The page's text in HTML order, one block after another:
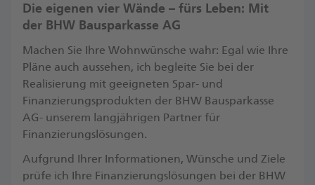
Die eigenen vier Wände – fürs Leben: Mit
der BHW Bausparkasse AG
Machen Sie Ihre Wohnwünsche wahr: Egal wie Ihre
Pläne auch aussehen, ich begleite Sie bei der
Realisierung mit geeigneten Spar- und
Finanzierungsprodukten der BHW Bausparkasse
AG- unserem langjährigen Partner für
Finanzierungslösungen.
Aufgrund Ihrer Informationen, Wünsche und Ziele
prüfe ich Ihre Finanzierungslösungen bei der BHW